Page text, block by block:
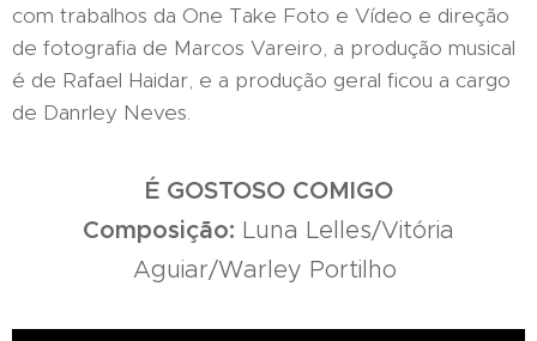
com trabalhos da One Take Foto e Vídeo e direção
de fotografia de Marcos Vareiro, a produção musical
é de Rafael Haidar, e a produção geral ficou a cargo
de Danrley Neves.
É GOSTOSO COMIGO
Composição: Luna Lelles/Vitória
Aguiar/Warley Portilho